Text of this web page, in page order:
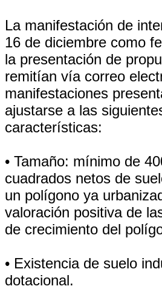
La manifestación de
16 de diciembre como
la presentación de
remitían vía correo
manifestaciones
ajustarse a las
características:
• Tamaño: mínimo de
cuadrados netos de
un polígono ya
valoración positiva de
de crecimiento del
• Existencia de suelo
dotacional.